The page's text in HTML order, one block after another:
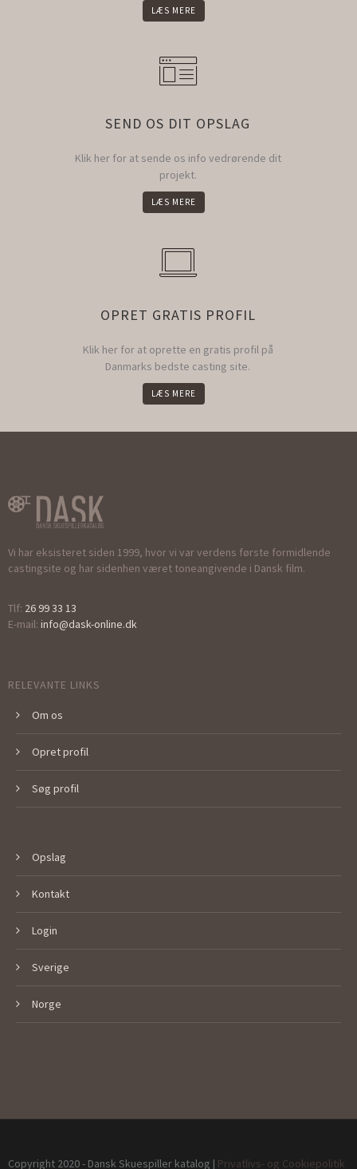
LÆS MERE
SEND OS DIT OPSLAG
Klik her for at sende os info vedrørende dit
projekt.
LÆS MERE
OPRET GRATIS PROFIL
Klik her for at oprette en gratis profil på
Danmarks bedste casting site.
LÆS MERE
Vi har eksisteret siden 1999, hvor vi var verdens første formidlende
castingsite og har sidenhen været toneangivende i Dansk film.
Tlf: 26 99 33 13
E-mail: info@dask-online.dk
RELEVANTE LINKS
Om os
Opret profil
Søg profil
Opslag
Kontakt
Login
Sverige
Norge
Copyright 2020 - Dansk Skuespiller katalog | Privatlivs- og Cookiepolitik